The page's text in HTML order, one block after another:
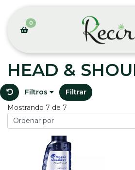
0
HEAD &
Filtros
Filtrar
Mostrando 7 de 7